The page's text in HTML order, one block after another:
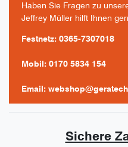
Haben Sie Fragen zu
Jeffrey Müller hilft Ihnen
Festnetz: 0365-7307018
Mobil: 0170 5834 154
Email:
Sichere